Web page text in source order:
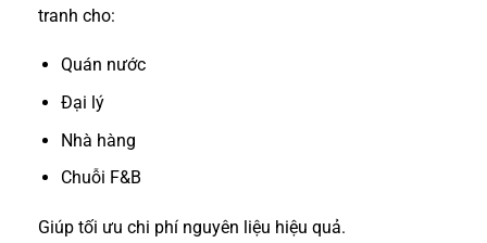
tranh cho:
Quán nước
Đại lý
Nhà hàng
Chuỗi F&B
Giúp tối ưu chi phí nguyên liệu hiệu quả.